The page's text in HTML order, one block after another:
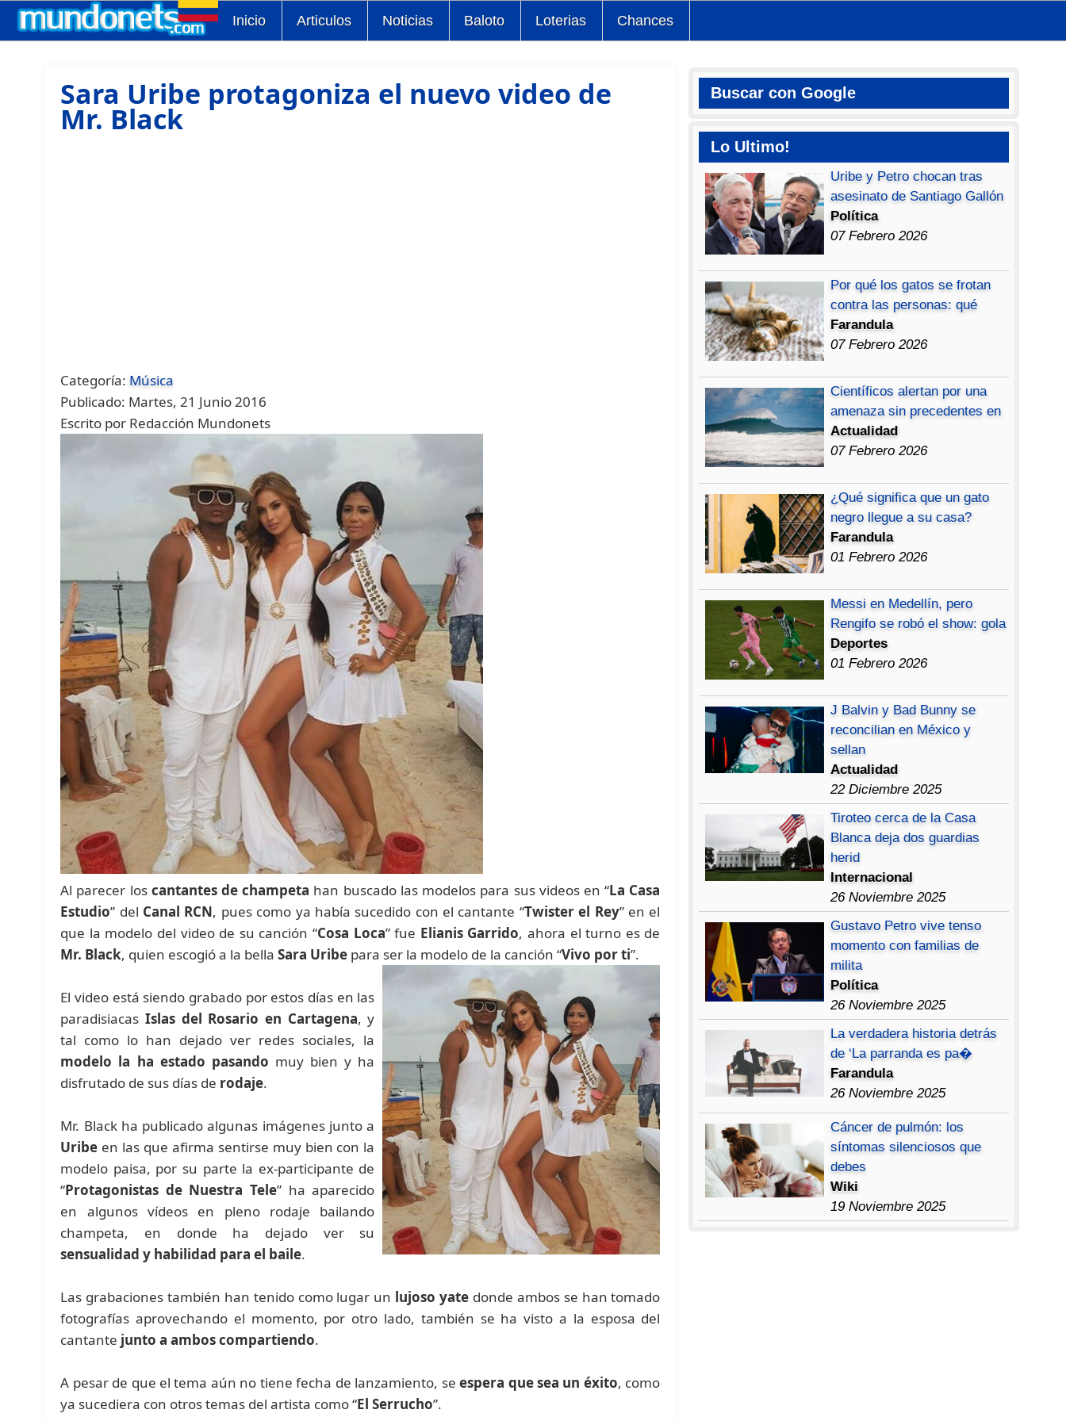
Inicio Articulos Noticias Baloto Loterias Chances
Sara Uribe protagoniza el nuevo video de
Mr. Black
Categoría: Música
Publicado: Martes, 21 Junio 2016
Escrito por Redacción Mundonets
Al parecer los cantantes de champeta han buscado las modelos para sus videos en “La Casa
Estudio” del Canal RCN, pues como ya había sucedido con el cantante “Twister el Rey” en el
que la modelo del video de su canción “Cosa Loca” fue Elianis Garrido, ahora el turno es de
Mr. Black, quien escogió a la bellaSara Uribe para ser la modelo de la canción “Vivo por ti”.
El video está siendo grabado por estos días en las
paradisiacas Islas del Rosario en Cartagena, y
tal como lo han dejado ver redes sociales, la
modelo la ha estado pasando muy bien y ha
disfrutado de sus días de rodaje.
Mr. Black ha publicado algunas imágenes junto a
Uribe en las que afirma sentirse muy bien con la
modelo paisa, por su parte la ex-participante de
“Protagonistas de Nuestra Tele” ha aparecido
en algunos vídeos en pleno rodaje bailando
champeta, en donde ha dejado ver su
sensualidad y habilidad para el baile.
Las grabaciones también han tenido como lugar un lujoso yate donde ambos se han tomado
fotografías aprovechando el momento, por otro lado, también se ha visto a la esposa del
cantante junto a ambos compartiendo.
A pesar de que el tema aún no tiene fecha de lanzamiento, seespera que sea un éxito, como
ya sucediera con otros temas del artista como “El Serrucho”.
Buscar con Google
Lo Ultimo!
Uribe y Petro chocan tras
asesinato de Santiago Gallón
Política
07 Febrero 2026
Por qué los gatos se frotan
contra las personas: qué
Farandula
07 Febrero 2026
Científicos alertan por una
amenaza sin precedentes en
Actualidad
07 Febrero 2026
¿Qué significa que un gato
negro llegue a su casa?
Farandula
01 Febrero 2026
Messi en Medellín, pero
Rengifo se robó el show: gola
Deportes
01 Febrero 2026
J Balvin y Bad Bunny se
reconcilian en México y
sellan
Actualidad
22 Diciembre 2025
Tiroteo cerca de la Casa
Blanca deja dos guardias
herid
Internacional
26 Noviembre 2025
Gustavo Petro vive tenso
momento con familias de
milita
Política
26 Noviembre 2025
La verdadera historia detrás
de ‘La parranda es pa�
Farandula
26 Noviembre 2025
Cáncer de pulmón: los
síntomas silenciosos que
debes
Wiki
19 Noviembre 2025